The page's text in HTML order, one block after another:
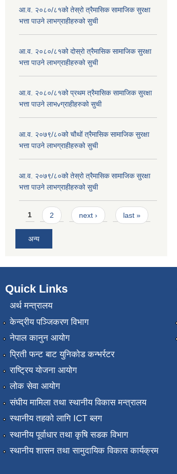
आ.व. २०८०/८१को तेस्रो त्रैमासिक सामाजिक सुरक्षा
भत्ता पाउने लाभग्राहीहरुको सुची
आ.व. २०८०/८१को दोस्रो त्रैमासिक सामाजिक सुरक्षा
भत्ता पाउने लाभग्राहीहरुको सुची
आ.व. २०८०/८१को प्रथम त्रैमासिक सामाजिक सुरक्षा
भत्ता पाउने लाभvग्राहीहरुको सुची
आ.व. २०७९/८०को चौथों त्रैमासिक सामाजिक सुरक्षा
भत्ता पाउने लाभग्राहीहरुको सुची
आ.व. २०७९/८०को तेस्रो त्रैमासिक सामाजिक सुरक्षा
भत्ता पाउने लाभग्राहीहरुको सुची
Pages
1 2 next › last »
अन्य
Quick Links
अर्थ मन्त्रालय
केन्द्रीय पञ्जिकरण विभाग
नेपाल कानुन आयोग
प्रिती फन्ट बाट युनिकोड कन्भर्रटर
राष्ट्रिय योजना आयोग
लोक सेवा आयोग
संघीय मामिला तथा स्थानीय विकास मन्त्रालय
स्थानीय तहको लागि ICT ब्लग
स्थानीय पूर्वाधार तथा कृषि सडक विभाग
स्थानीय शासन तथा सामुदायिक विकास कार्यक्रम